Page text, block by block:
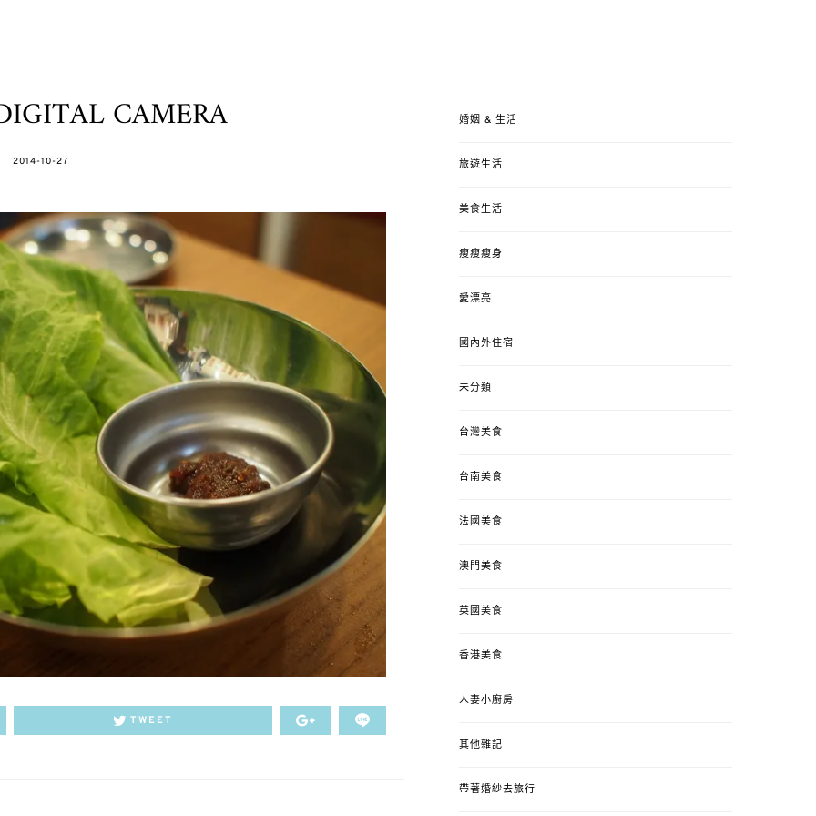
CAMERA
POSTED
2014-10-27
TWEET
婚姻 & 生活
旅遊生活
美食生活
瘦瘦瘦身
愛漂亮
國內外住宿
未分類
台灣美食
台南美食
法國美食
澳門美食
英國美食
香港美食
人妻小廚房
其他雜記
帶著婚紗去旅行